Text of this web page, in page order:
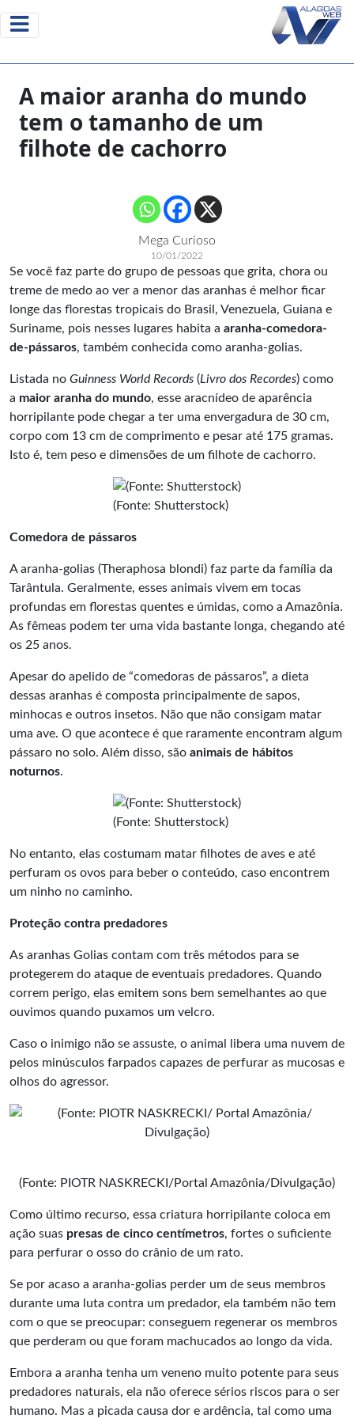
A maior aranha do mundo
tem o tamanho de um
filhote de cachorro
Mega Curioso
10/01/2022
Se você faz parte do grupo de pessoas que grita, chora ou
treme de medo ao ver a menor das aranhas é melhor ficar
longe das florestas tropicais do Brasil, Venezuela, Guiana e
Suriname, pois nesses lugares habita a aranha-comedora-
de-pássaros, também conhecida como aranha-golias.
Listada no Guinness World Records (Livro dos Recordes) como
a maior aranha do mundo, esse aracnídeo de aparência
horripilante pode chegar a ter uma envergadura de 30 cm,
corpo com 13 cm de comprimento e pesar até 175 gramas.
Isto é, tem peso e dimensões de um filhote de cachorro.
(Fonte: Shutterstock)
Comedora de pássaros
A aranha-golias (Theraphosa blondi) faz parte da família da
Tarântula. Geralmente, esses animais vivem em tocas
profundas em florestas quentes e úmidas, como a Amazônia.
As fêmeas podem ter uma vida bastante longa, chegando até
os 25 anos.
Apesar do apelido de “comedoras de pássaros”, a dieta
dessas aranhas é composta principalmente de sapos,
minhocas e outros insetos. Não que não consigam matar
uma ave. O que acontece é que raramente encontram algum
pássaro no solo. Além disso, são animais de hábitos
noturnos.
(Fonte: Shutterstock)
No entanto, elas costumam matar filhotes de aves e até
perfuram os ovos para beber o conteúdo, caso encontrem
um ninho no caminho.
Proteção contra predadores
As aranhas Golias contam com três métodos para se
protegerem do ataque de eventuais predadores. Quando
correm perigo, elas emitem sons bem semelhantes ao que
ouvimos quando puxamos um velcro.
Caso o inimigo não se assuste, o animal libera uma nuvem de
pelos minúsculos farpados capazes de perfurar as mucosas e
olhos do agressor.
(Fonte: PIOTR NASKRECKI/Portal Amazônia/Divulgação)
Como último recurso, essa criatura horripilante coloca em
ação suas presas de cinco centímetros, fortes o suficiente
para perfurar o osso do crânio de um rato.
Se por acaso a aranha-golias perder um de seus membros
durante uma luta contra um predador, ela também não tem
com o que se preocupar: conseguem regenerar os membros
que perderam ou que foram machucados ao longo da vida.
Embora a aranha tenha um veneno muito potente para seus
predadores naturais, ela não oferece sérios riscos para o ser
humano. Mas a picada causa dor e ardência, tal como uma